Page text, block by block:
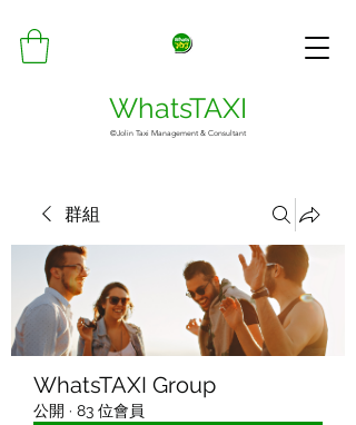
WhatsTAXI
©Jolin Taxi Management & Consultant
群組
WhatsTAXI Group
公開 · 83 位會員